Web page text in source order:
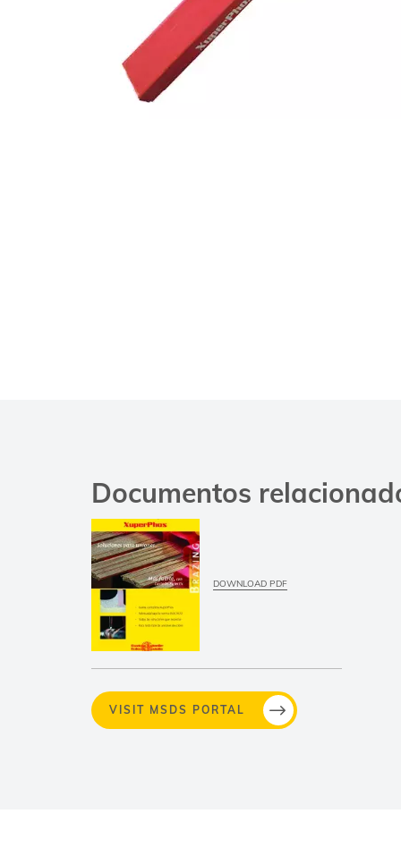
Documentos
DOWNLOAD PDF
VISIT MSDS PORTAL